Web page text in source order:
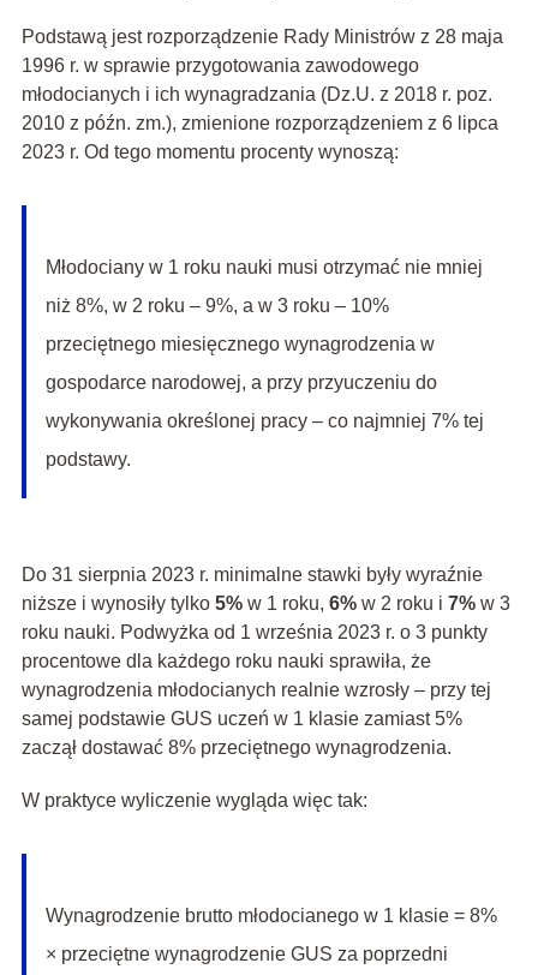
Podstawą jest rozporządzenie Rady Ministrów z 28 maja
1996 r. w sprawie przygotowania zawodowego
młodocianych i ich wynagradzania (Dz.U. z 2018 r. poz.
2010 z późn. zm.), zmienione rozporządzeniem z 6 lipca
2023 r. Od tego momentu procenty wynoszą:
Młodociany w 1 roku nauki musi otrzymać nie mniej
niż 8%, w 2 roku – 9%, a w 3 roku – 10%
przeciętnego miesięcznego wynagrodzenia w
gospodarce narodowej, a przy przyuczeniu do
wykonywania określonej pracy – co najmniej 7% tej
podstawy.
Do 31 sierpnia 2023 r. minimalne stawki były wyraźnie
niższe i wynosiły tylko 5%w 1 roku, 6%w 2 roku i 7%w 3
roku nauki. Podwyżka od 1 września 2023 r. o 3 punkty
procentowe dla każdego roku nauki sprawiła, że
wynagrodzenia młodocianych realnie wzrosły – przy tej
samej podstawie GUS uczeń w 1 klasie zamiast 5%
zaczął dostawać 8% przeciętnego wynagrodzenia.
W praktyce wyliczenie wygląda więc tak:
Wynagrodzenie brutto młodocianego w 1 klasie = 8%
× przeciętne wynagrodzenie GUS za poprzedni